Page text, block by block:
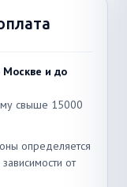
Москве и до
свыше 15000
определяется
от